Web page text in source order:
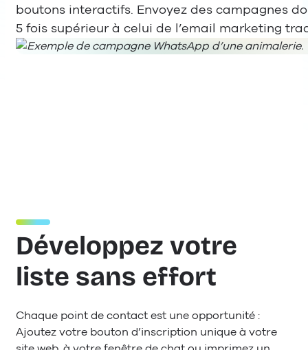
boutons interactifs. Envoyez des campagnes
5 fois supérieur à celui de l’email marketing
Développez votre
liste sans effort
Chaque point de contact est une opportunité :
Ajoutez votre bouton d’inscription unique à votre